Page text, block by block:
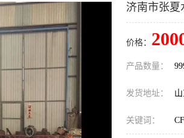
济南市张夏
价格：
产品数量：
发货地址：
关键词：